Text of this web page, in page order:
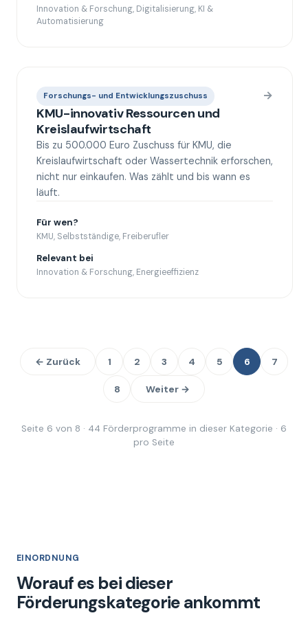
Innovation & Forschung, Digitalisierung, KI &
Automatisierung
Forschungs- und Entwicklungszuschuss →
KMU-innovativ Ressourcen und
Kreislaufwirtschaft
Bis zu 500.000 Euro Zuschuss für KMU, die
Kreislaufwirtschaft oder Wassertechnik erforschen,
nicht nur einkaufen. Was zählt und bis wann es
läuft.
Für wen?
KMU, Selbstständige, Freiberufler
Relevant bei
Innovation & Forschung, Energieeffizienz
← Zurück 1 2 3 4 5 6 7
8 Weiter →
Seite 6 von 8 · 44 Förderprogramme in dieser Kategorie · 6
pro Seite
EINORDNUNG
Worauf es bei dieser
Förderungskategorie ankommt